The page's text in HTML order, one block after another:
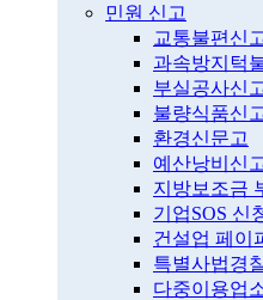
민원 신고
교통불편신
과속방지턱
부실공사신
불량식품신
환경신문고
예산낭비신
지방보조금
기업SOS 신
건설업 페이
특별사법경
다중이용업